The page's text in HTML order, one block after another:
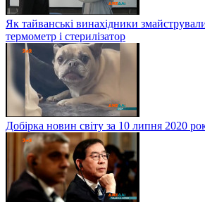
Як тайванські винахідники
термометр і стерилізатор
Добірка новин світу за 10 липня 2020